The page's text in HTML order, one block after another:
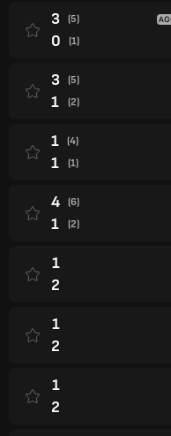
(5)
3
(1)
0
(5)
3
(2)
1
(4)
1
(1)
1
(6)
4
(2)
1
1
2
1
2
1
2